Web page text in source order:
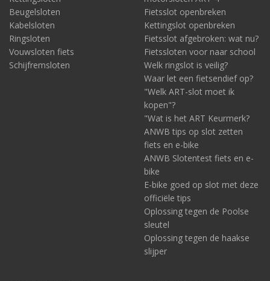
Bovendien geeft het dergelijk gebruik van een tweede slot de
eigenaar ervan al op voorhand een rustiger gevoel. De kans op
diefstal van de e-bike neemt hierdoor immers drastisch af. Dat
betekent óók dat u geen energie kwijt bent aan het thuis zien te
komen, aan het invullen van verzekeringspapieren, aan het
aangifte doen, enzovoort. Dat scheelt véél tijd en frustratie.
Beugelsloten
Kabelsloten
Ringsloten
Vouwsloten fiets
Schijfremsloten
Fietsslot openbreken
Kettingslot openbreken
Fietsslot afgebroken: wat nu?
Fietssloten voor naar school
Welk ringslot is veilig?
Waar let een fietsendief op?
"Welk ART-slot moet ik
kopen"?
"Wat is het ART Keurmerk?
ANWB tips op slot zetten
fiets en e-bike
ANWB Slotentest fiets en e-
bike
E-bike goed op slot met deze
officiële tips
Oplossing tegen de Poolse
sleutel
Oplossing tegen de haakse
slijper